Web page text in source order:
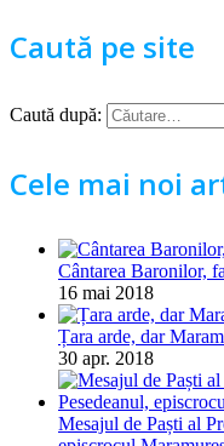
Caută pe site
Caută după:
Cele mai noi
Cântarea Baronilor,
16 mai 2018
Țara arde, dar
30 apr. 2018
Mesajul de Paști al